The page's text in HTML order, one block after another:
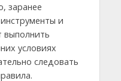
заранее
и
условиях
следовать